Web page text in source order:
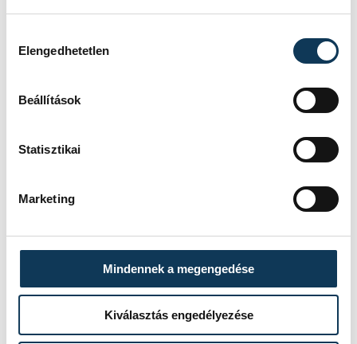
Elengedhetetlen
Beállítások
Statisztikai
Marketing
Mindennek a megengedése
Kiválasztás engedélyezése